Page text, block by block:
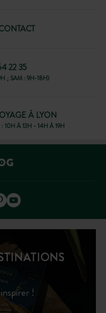
22 35
; SAM : 9H-18H)
À LYON
10H À 13H - 14H À 19H
!